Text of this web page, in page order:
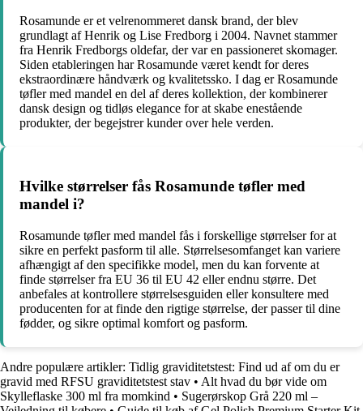
Rosamunde er et velrenommeret dansk brand, der blev
grundlagt af Henrik og Lise Fredborg i 2004. Navnet stammer
fra Henrik Fredborgs oldefar, der var en passioneret skomager.
Siden etableringen har Rosamunde været kendt for deres
ekstraordinære håndværk og kvalitetssko. I dag er Rosamunde
tøfler med mandel en del af deres kollektion, der kombinerer
dansk design og tidløs elegance for at skabe enestående
produkter, der begejstrer kunder over hele verden.
Hvilke størrelser fås Rosamunde tøfler med
mandel i?
Rosamunde tøfler med mandel fås i forskellige størrelser for at
sikre en perfekt pasform til alle. Størrelsesomfanget kan variere
afhængigt af den specifikke model, men du kan forvente at
finde størrelser fra EU 36 til EU 42 eller endnu større. Det
anbefales at kontrollere størrelsesguiden eller konsultere med
producenten for at finde den rigtige størrelse, der passer til dine
fødder, og sikre optimal komfort og pasform.
Andre populære artikler: Tidlig graviditetstest: Find ud af om du er
gravid med RFSU graviditetstest stav • Alt hvad du bør vide om
Skylleflaske 300 ml fra momkind • Sugerørskop Grå 220 ml –